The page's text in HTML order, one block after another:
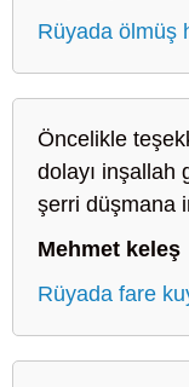
Rüyada ölmüş
Öncelikle
dolayı inşallah
şerri düşmana
Mehmet keleş
Rüyada fare